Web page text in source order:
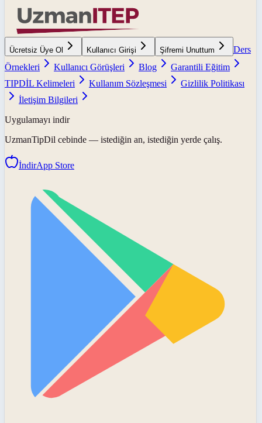
Ücretsiz Üye Ol Kullanıcı Girişi Şifremi Unuttum
Ders
Örnekleri
Kullanıcı Görüşleri Blog
Garantili Eğitim
TIPDİL Kelimeleri
Kullanım Sözleşmesi
Gizlilik Politikası
İletişim Bilgileri
Uygulamayı indir
UzmanTipDil cebinde — istediğin an, istediğin yerde çalış.
İndirApp Store